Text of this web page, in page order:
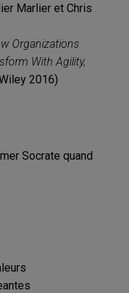
Marlier et Chris
Organizations
With Agility,
2016)
Socrate quand